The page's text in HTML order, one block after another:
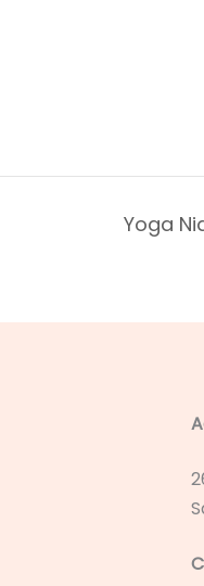
Yoga